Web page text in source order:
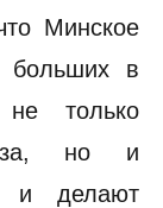
Минское
больших в
только
но и
и делают